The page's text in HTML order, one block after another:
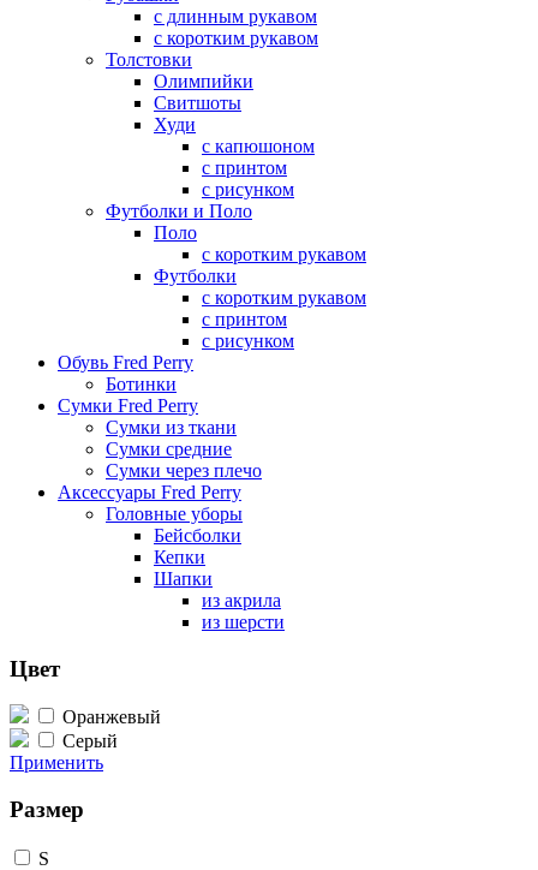
с длинным рукавом
с коротким рукавом
Толстовки
Олимпийки
Свитшоты
Худи
с капюшоном
с принтом
с рисунком
Футболки и Поло
Поло
с коротким рукавом
Футболки
с коротким рукавом
с принтом
с рисунком
Обувь Fred Perry
Ботинки
Сумки Fred Perry
Сумки из ткани
Сумки средние
Сумки через плечо
Аксессуары Fred Perry
Головные уборы
Бейсболки
Кепки
Шапки
из акрила
из шерсти
Цвет
Оранжевый
Серый
Применить
Размер
S